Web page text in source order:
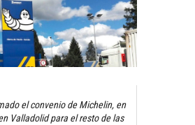
el convenio de Michelin, en
Valladolid para el resto de las